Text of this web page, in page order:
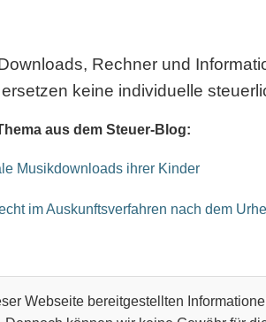
Rechner und
keine individuelle
aus dem Steuer-Blog:
Musikdownloads ihrer Kinder
im Auskunftsverfahren nach dem
Webseite bereitgestellten